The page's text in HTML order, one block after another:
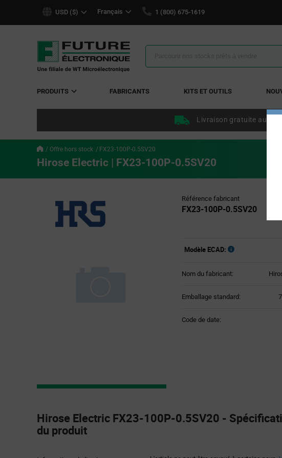
USD ($) Français 1 (800) 675-1619
Résultats
la
PRODUITS FABRICANTS KITS ET OUTILS
Livraison gratuite aux
Offre hors stock FX23-100P-0.5SV20
Hirose Electric | FX23-100P-0.5SV20
Référence fabricant
FX23-100P-0.5SV20
Modèle ECAD:
Nom du fabricant:
Emballage standard:
Code de date:
Specification
Section
Hirose Electric FX23-100P-0.5SV20 -
du produit